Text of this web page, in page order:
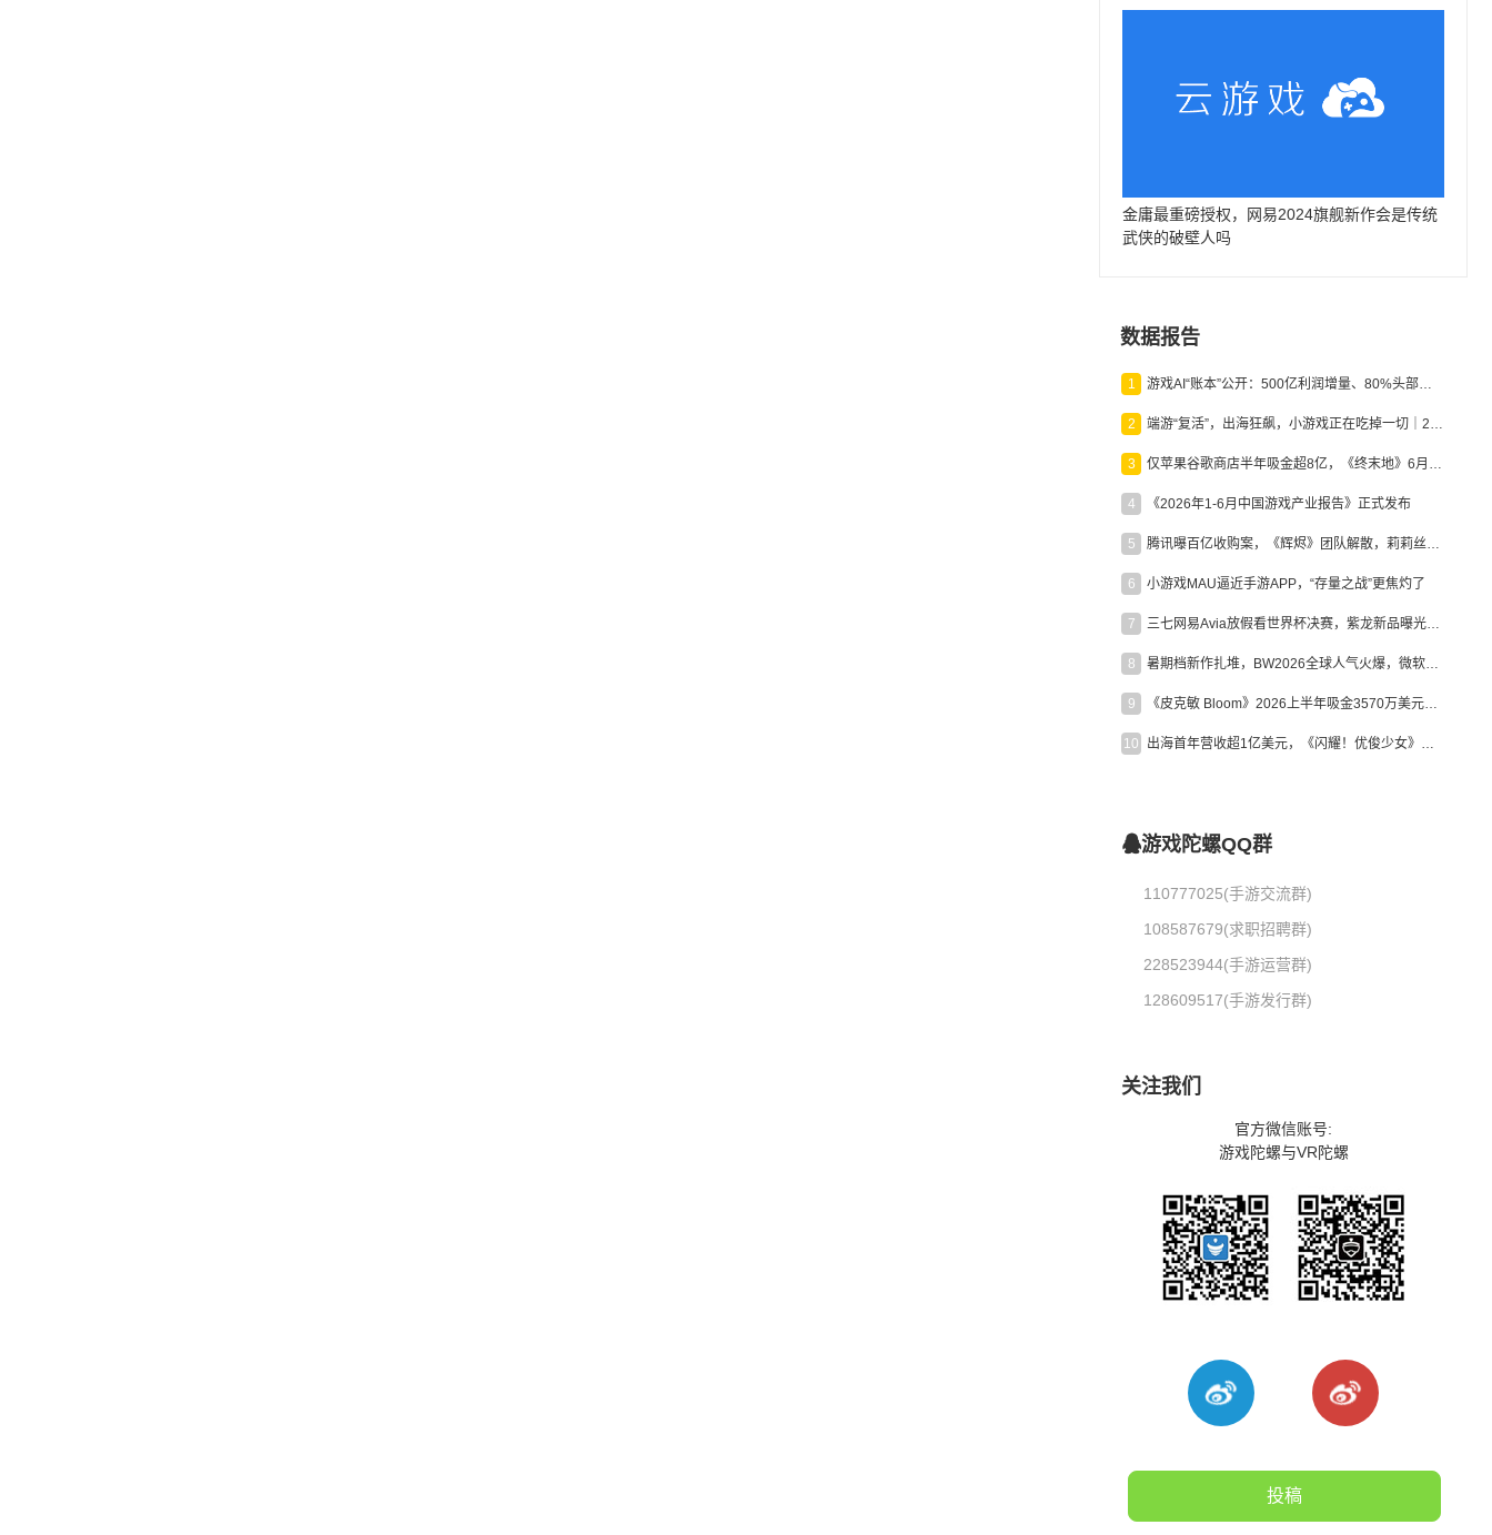
金庸最重磅授权，网易2024旗舰新作会是传统
武侠的破壁人吗
数据报告
1 游戏AI“账本”公开：500亿利润增量、80%头部入局，谁在闷声发财？
2 端游“复活”，出海狂飙，小游戏正在吃掉一切｜2026上半年产业报告
3 仅苹果谷歌商店半年吸金超8亿，《终末地》6月份收入显著回暖
4 《2026年1-6月中国游戏产业报告》正式发布
5 腾讯曝百亿收购案，《辉烬》团队解散，莉莉丝新作曝光｜陀螺周报
6 小游戏MAU逼近手游APP，“存量之战”更焦灼了
7 三七网易Avia放假看世界杯决赛，紫龙新品曝光，米哈游新作上线 | 陀螺周报
8 暑期档新作扎堆，BW2026全球人气火爆，微软XBOX大裁员|陀螺周报
9 《皮克敏 Bloom》2026上半年吸金3570万美元，中国台湾成最大市场
10 出海首年营收超1亿美元，《闪耀！优俊少女》美国市场占比达七成
游戏陀螺QQ群
110777025(手游交流群)
108587679(求职招聘群)
228523944(手游运营群)
128609517(手游发行群)
关注我们
官方微信账号:
游戏陀螺与VR陀螺
投稿